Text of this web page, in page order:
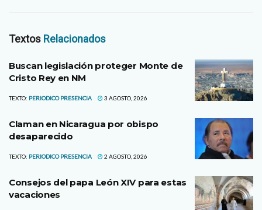
Textos Relacionados
Buscan legislación proteger Monte de
Cristo Rey en NM
TEXTO: PERIODICO PRESENCIA 3 AGOSTO, 2026
Claman en Nicaragua por obispo
desaparecido
TEXTO: PERIODICO PRESENCIA 2 AGOSTO, 2026
Consejos del papa León XIV para estas
vacaciones